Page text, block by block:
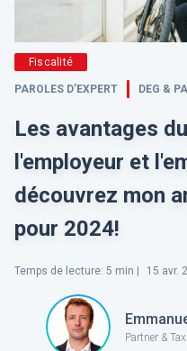
Fiscalité
PAROLES D’EXPERT DEG &
Les avantages
l'employeur et
découvrez mon
pour 2024!
Temps de lecture: 5 min | 15 avr.
Partner &